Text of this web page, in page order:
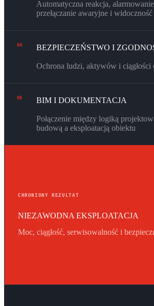
CHRONIONY REZULTAT
NIEZAWODNA EKSPLOATACJA
Moc, ciągłość, serwisowalność i
Automatyczna reakcja,
przełączanie awaryjne i widoczność
04 BEZPIECZEŃSTWO I
Ochrona ludzi, aktywów i ciągłości
05 BIM I DOKUMENTACJA
Połączenie między logiką
budową a eksploatacją obiektu